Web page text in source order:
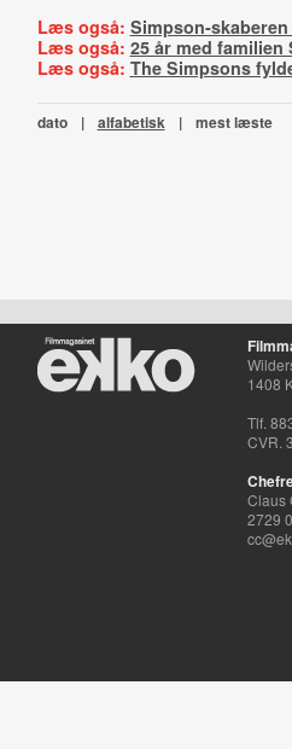
Læs også: Simpson-
Læs også: 25 år med familien
Læs også: The Simpsons
dato | alfabetisk | mest læste
1408
Tlf.
CVR.
Claus
2729